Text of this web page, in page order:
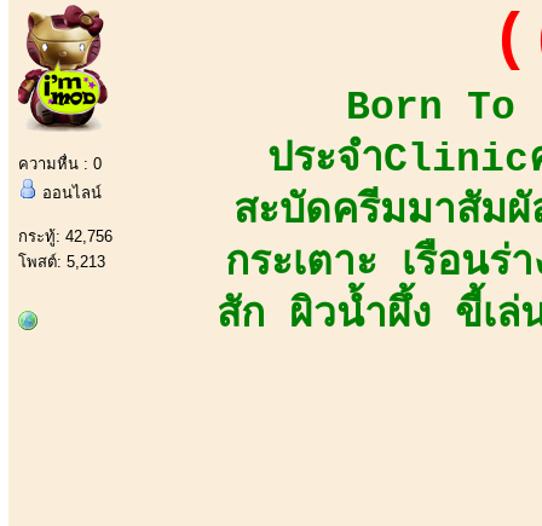
ความหื่น : 0
ออนไลน์
กระทู้: 42,756
โพสต์: 5,213
Born To
ประจำClinic
สะบัดครีมมาสัมผั
กระเตาะ เรือน
สัก ผิวน้ำผึ้ง ขี้เล่